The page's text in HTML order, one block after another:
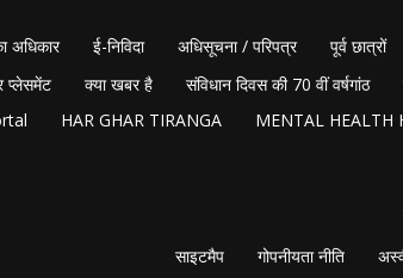
अधिकार ई-निविदा अधिसूचना / परिपत्र पूर्व छात्रों
प्लेसमेंट क्या खबर है संविधान दिवस की 70 वीं वर्षगांठ
HAR GHAR TIRANGA MENTAL HEALTH
साइटमैप गोपनीयता नीति